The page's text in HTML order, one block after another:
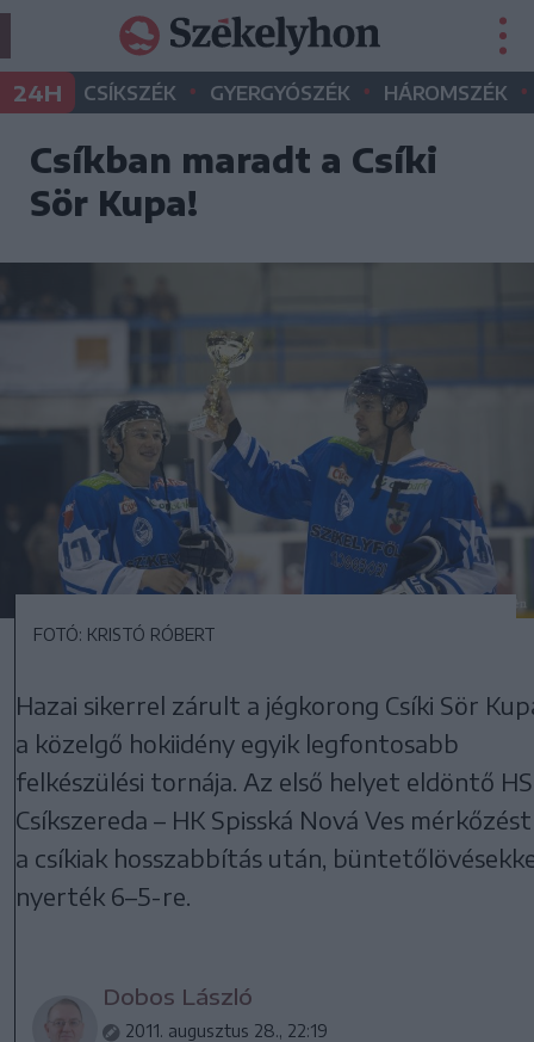
24H CSÍKSZÉK • GYERGYÓSZÉK • HÁROMSZÉK •
Csíkban maradt a Csíki
Sör Kupa!
FOTÓ: KRISTÓ RÓBERT
Hazai sikerrel zárult a jégkorong Csíki Sör
a közelgő hokiidény egyik legfontosabb
felkészülési tornája. Az első helyet eldöntő
Csíkszereda – HK Spisská Nová Ves mérkőzést
a csíkiak hosszabbítás után,
nyerték 6–5-re.
Dobos László
2011. augusztus 28., 22:19